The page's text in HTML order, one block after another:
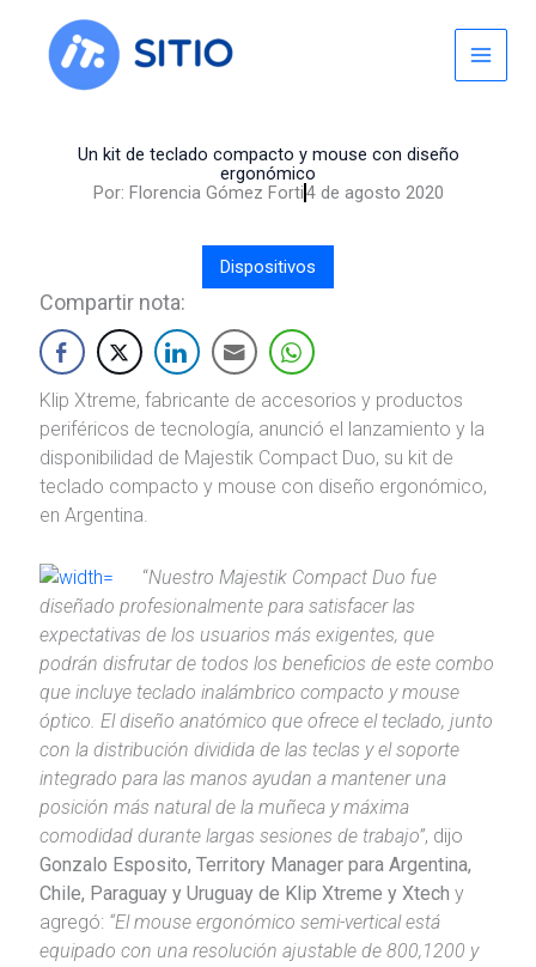
content
Un kit de teclado compacto y mouse con diseño
ergonómico
Por: Florencia Gómez Forti4 de agosto 2020
Dispositivos
Compartir nota:
Klip Xtreme, fabricante de accesorios y productos
periféricos de tecnología, anunció el lanzamiento y la
disponibilidad de Majestik Compact Duo, su kit de
teclado compacto y mouse con diseño ergonómico,
en Argentina.
“Nuestro Majestik Compact Duo fue
diseñado profesionalmente para satisfacer las
expectativas de los usuarios más exigentes, que
podrán disfrutar de todos los beneficios de este combo
que incluye teclado inalámbrico compacto y mouse
óptico. El diseño anatómico que ofrece el teclado, junto
con la distribución dividida de las teclas y el soporte
integrado para las manos ayudan a mantener una
posición más natural de la muñeca y máxima
comodidad durante largas sesiones de trabajo”, dijo
Gonzalo Esposito, Territory Manager para Argentina,
Chile, Paraguay y Uruguay de Klip Xtreme y Xtech y
agregó: “El mouse ergonómico semi-vertical está
equipado con una resolución ajustable de 800,1200 y